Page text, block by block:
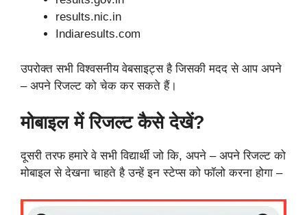
results.nic.in
Indiaresults.com
उपरोक्त सभी विश्वसनीय वेबसाइट्स है जिसकी मदद से आप अपने
– अपने रिजल्ट को चेक कर सकते हैं।
मोबाइल में रिजल्ट कैसे देखें?
दूसरी तरफ हमारे वे सभी विद्यार्थी जो कि, अपने – अपने रिजल्ट को
मोबाइल से देखना चाहते है उन्हें इन स्टेप्स को फॉलो करना होगा –